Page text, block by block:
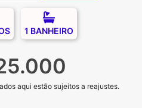
1 BANHEIRO
aqui estão sujeitos a reajustes.